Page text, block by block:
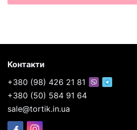
Контакти
+380 (98) 426 21 81
+380 (50) 584 91 64
sale@tortik.in.ua